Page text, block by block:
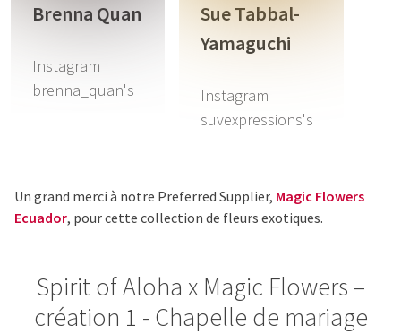
Brenna Quan
Instagram
brenna_quan's
Sue Tabbal-
Yamaguchi
Instagram
suvexpressions's
Un grand merci à notre Preferred Supplier, Magic Flowers
Ecuador, pour cette collection de fleurs exotiques.
Spirit of Aloha x Magic Flowers –
création 1 - Chapelle de mariage